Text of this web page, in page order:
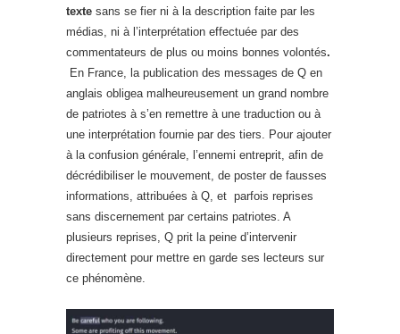
texte sans se fier ni à la description faite par les
médias, ni à l’interprétation effectuée par des
commentateurs de plus ou moins bonnes volontés.
En France, la publication des messages de Q en
anglais obligea malheureusement un grand nombre
de patriotes à s’en remettre à une traduction ou à
une interprétation fournie par des tiers. Pour ajouter
à la confusion générale, l’ennemi entreprit, afin de
décrédibiliser le mouvement, de poster de fausses
informations, attribuées à Q, et parfois reprises
sans discernement par certains patriotes. A
plusieurs reprises, Q prit la peine d’intervenir
directement pour mettre en garde ses lecteurs sur
ce phénomène.